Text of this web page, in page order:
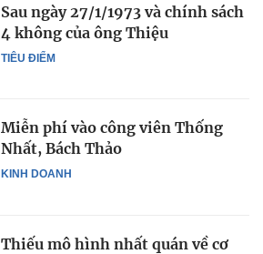
TIÊU ĐIỂM
Sau ngày 27/1/1973 và chính sách
4 không của ông Thiệu
KINH DOANH
Miễn phí vào công viên Thống
Nhất, Bách Thảo
Thiếu mô hình nhất quán về cơ